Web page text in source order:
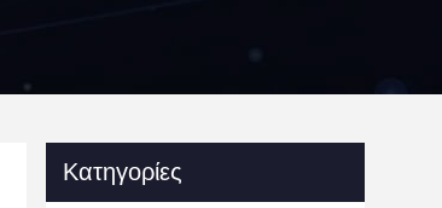
Κατηγορίες